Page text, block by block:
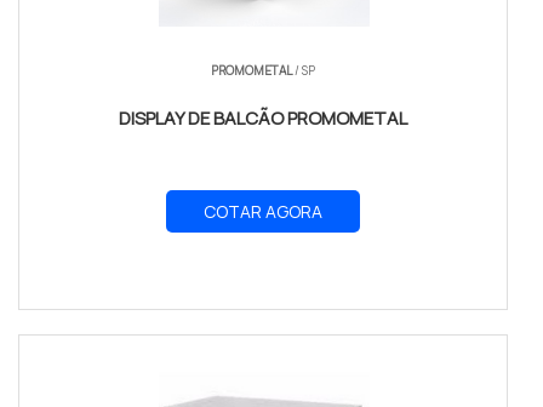
PROMOMETAL/ SP
DISPLAY DE BALCÃO PROMOMETAL
COTAR AGORA